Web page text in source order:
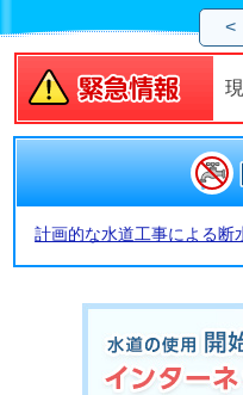
<
計画的な水道工事による断